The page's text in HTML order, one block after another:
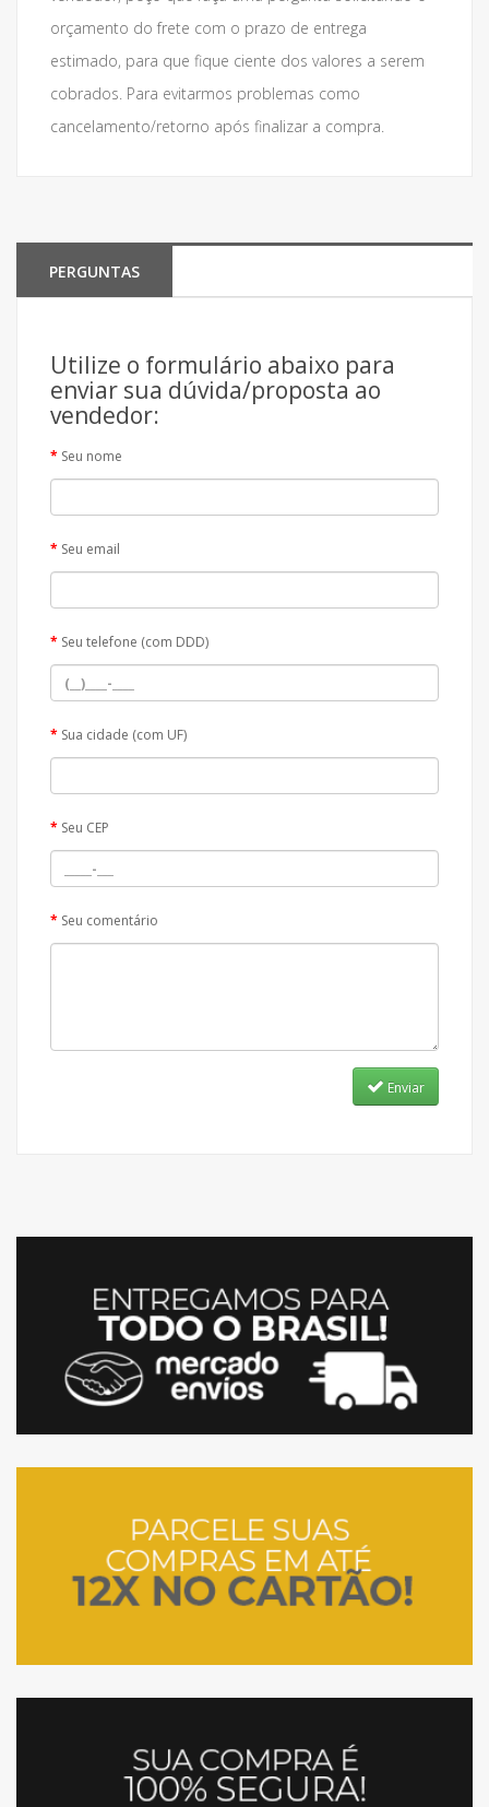
orçamento do frete com o prazo de entrega
estimado, para que fique ciente dos valores a serem
cobrados. Para evitarmos problemas como
cancelamento/retorno após finalizar a compra.
PERGUNTAS
Utilize o formulário abaixo para
enviar sua dúvida/proposta ao
vendedor:
Seu nome
Seu email
Seu telefone (com DDD)
Sua cidade (com UF)
Seu CEP
Seu comentário
Enviar